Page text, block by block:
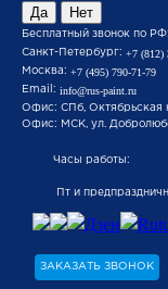
Да Нет
Бесплатный звонок по РФ:
Санкт-Петербург: +7 (812)
Москва: +7 (495) 790-71-79
Email: info@rus-paint.ru
Офис: СПб, Октябрьская
Офис: МСК, ул.
Часы работы:
Пт и
ЗАКАЗАТЬ ЗВОНОК